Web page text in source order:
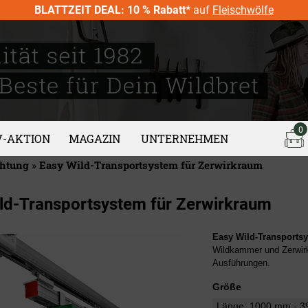
BLATTZEIT DEAL: 10 % Rabatt* auf Fleischwölfe
AKTION MAGAZIN UNTERNEHMEN
0
» Easy Wild-Transportsystem für Zerwirkraum
Transportsystem für Zerwirkraum
Easy Wild-
Wildkammer und
Ausführungen.
Größe